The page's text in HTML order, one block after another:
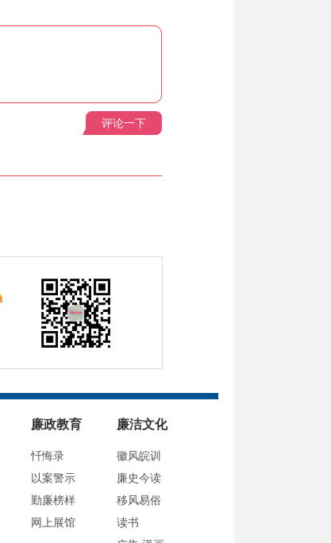
评论一下
廉政教育
忏悔录
以案警示
勤廉榜样
网上展馆
廉洁文化
徽风皖训
廉史今读
移风易俗
读书